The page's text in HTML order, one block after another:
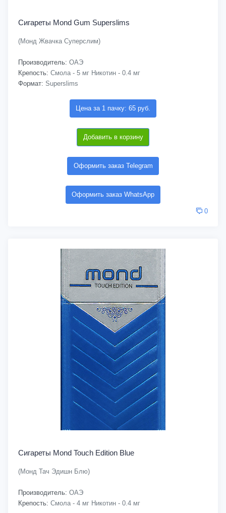
Сигареты Mond Gum Superslims
(Монд Жвачка Суперслим)
Производитель: ОАЭ
Крепость: Смола - 5 мг Никотин - 0.4 мг
Формат: Superslims
Цена за 1 пачку: 65 руб.
Добавить в корзину
Оформить заказ Telegram
Оформить заказ WhatsApp
0
Сигареты Mond Touch Edition Blue
(Монд Тач Эдишн Блю)
Производитель: ОАЭ
Крепость: Смола - 4 мг Никотин - 0.4 мг